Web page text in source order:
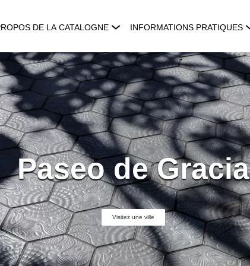
DE LA CATALOGNE INFORMATIONS PRATIQUES
Paseo de Gracia
Visitez une ville